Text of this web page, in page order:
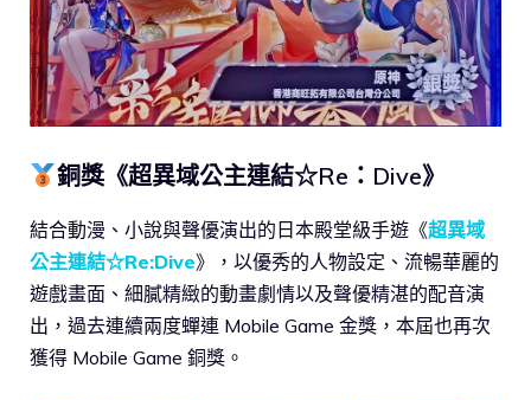
銅獎《超異域公主連結☆Re：Dive》
結合動漫、小說與聲優演出的日本殿堂級手遊《超異域
公主連結☆Re:Dive》，以優秀的人物設定、流暢華麗的
遊戲畫面、細膩精緻的動畫劇情以及聲優精湛的配音演
出，過去連續兩度蟬連 Mobile Game 金獎，本屆也再次
獲得 Mobile Game 銅獎。